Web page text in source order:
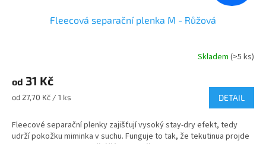
Fleecová separační plenka M - Růžová
Skladem (>5 ks)
od 31 Kč
Měrná
od 27,70 Kč / 1 ks DETAIL
Fleecové separační plenky zajišťují vysoký stay-dry efekt, tedy
udrží pokožku miminka v suchu. Funguje to tak, že tekutinua projde